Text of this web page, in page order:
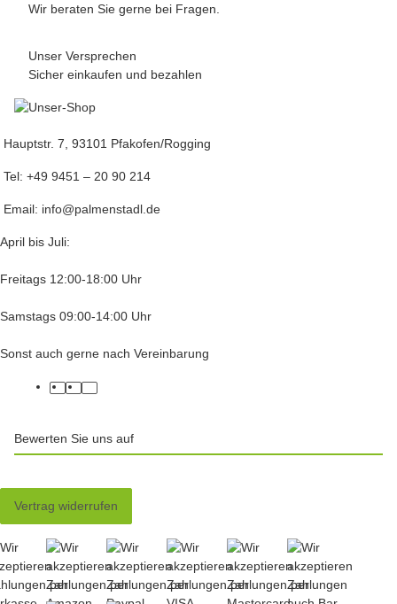
Wir beraten Sie gerne bei Fragen.
Unser Versprechen
Sicher einkaufen und bezahlen
Hauptstr. 7, 93101 Pfakofen/Rogging
Tel: +49 9451 – 20 90 214
Email: info@palmenstadl.de
April bis Juli:
Freitags 12:00-18:00 Uhr
Samstags 09:00-14:00 Uhr
Sonst auch gerne nach Vereinbarung
facebook
twitterinstagram
Bewerten Sie uns auf
Vertrag widerrufen